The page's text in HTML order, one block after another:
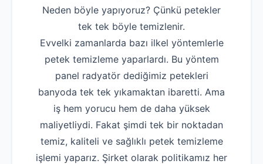
Neden böyle yapıyoruz? Çünkü petekler
tek tek böyle temizlenir.
Evvelki zamanlarda bazı ilkel yöntemlerle
petek temizleme yaparlardı. Bu yöntem
panel radyatör dediğimiz petekleri
banyoda tek tek yıkamaktan ibaretti. Ama
iş hem yorucu hem de daha yüksek
maliyetliydi. Fakat şimdi tek bir noktadan
temiz, kaliteli ve sağlıklı petek temizleme
işlemi yaparız. Şirket olarak politikamız her